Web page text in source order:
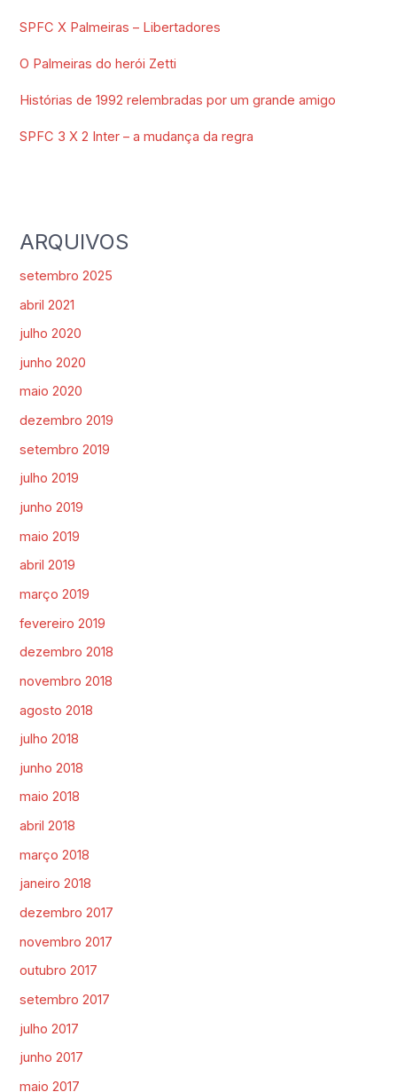
SPFC X Palmeiras – Libertadores
O Palmeiras do herói Zetti
Histórias de 1992 relembradas por um grande amigo
SPFC 3 X 2 Inter – a mudança da regra
ARQUIVOS
setembro 2025
abril 2021
julho 2020
junho 2020
maio 2020
dezembro 2019
setembro 2019
julho 2019
junho 2019
maio 2019
abril 2019
março 2019
fevereiro 2019
dezembro 2018
novembro 2018
agosto 2018
julho 2018
junho 2018
maio 2018
abril 2018
março 2018
janeiro 2018
dezembro 2017
novembro 2017
outubro 2017
setembro 2017
julho 2017
junho 2017
maio 2017